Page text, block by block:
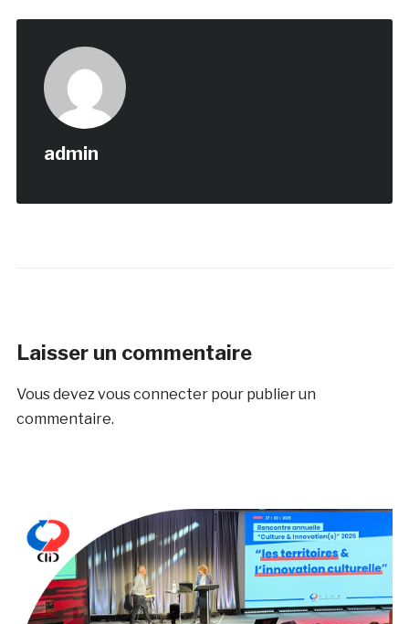
admin
Laisser un commentaire
Vous devezvous connecterpour publier un
commentaire.